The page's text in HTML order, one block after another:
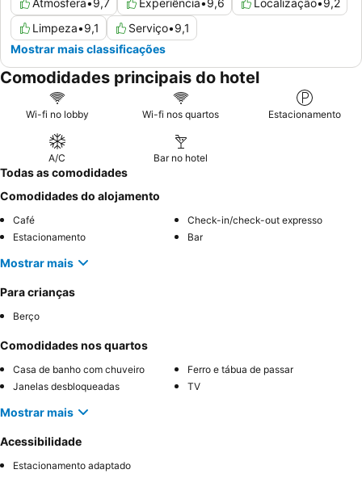
Atmosfera•9,7 Experiência•9,6 Localização•9,2
Limpeza•9,1 Serviço•9,1
Mostrar mais classificações
Comodidades principais do hotel
Wi-fi no lobby Wi-fi nos quartos Estacionamento
A/C Bar no hotel
Todas as comodidades
Comodidades do alojamento
Café
Check-in/check-out expresso
Estacionamento
Bar
Mostrar mais
Para crianças
Berço
Comodidades nos quartos
Casa de banho com chuveiro
Ferro e tábua de passar
Janelas desbloqueadas
TV
Mostrar mais
Acessibilidade
Estacionamento adaptado